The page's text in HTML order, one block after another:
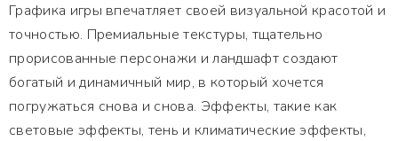
Графика игры впечатляет своей визуальной красотой и
точностью. Премиальные текстуры, тщательно
прорисованные персонажи и ландшафт создают
богатый и динамичный мир, в который хочется
погружаться снова и снова. Эффекты, такие как
световые эффекты, тень и климатические эффекты,